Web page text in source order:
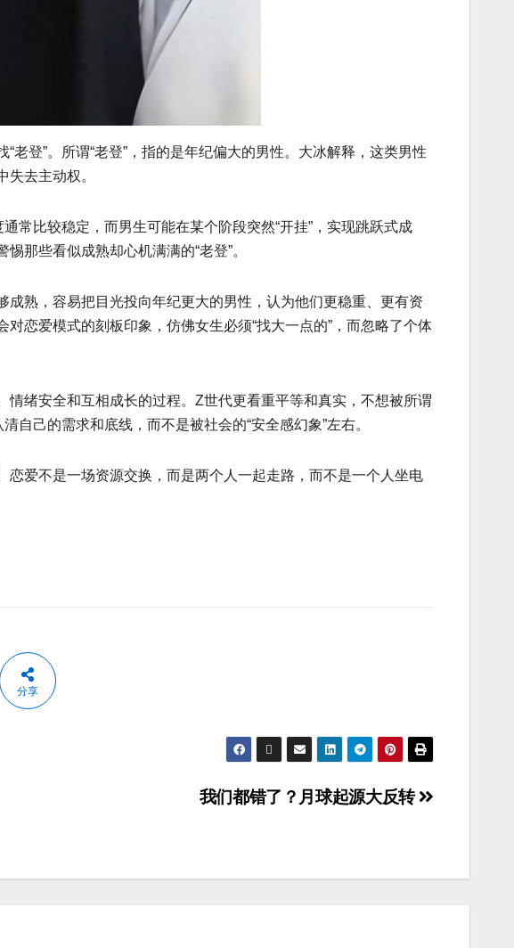
登”。所谓“老登”，指的是年纪偏大的男性。大冰解释，这类男性
去主动权。
常比较稳定，而男生可能在某个阶段突然“开挂”，实现跳跃式成
那些看似成熟却心机满满的“老登”。
熟，容易把目光投向年纪更大的男性，认为他们更稳重、更有资
恋爱模式的刻板印象，仿佛女生必须“找大一点的”，而忽略了个体
绪安全和互相成长的过程。Z世代更看重平等和真实，不想被所谓
自己的需求和底线，而不是被社会的“安全感幻象”左右。
爱不是一场资源交换，而是两个人一起走路，而不是一个人坐电
分享
我们都错了？月球起源大反转